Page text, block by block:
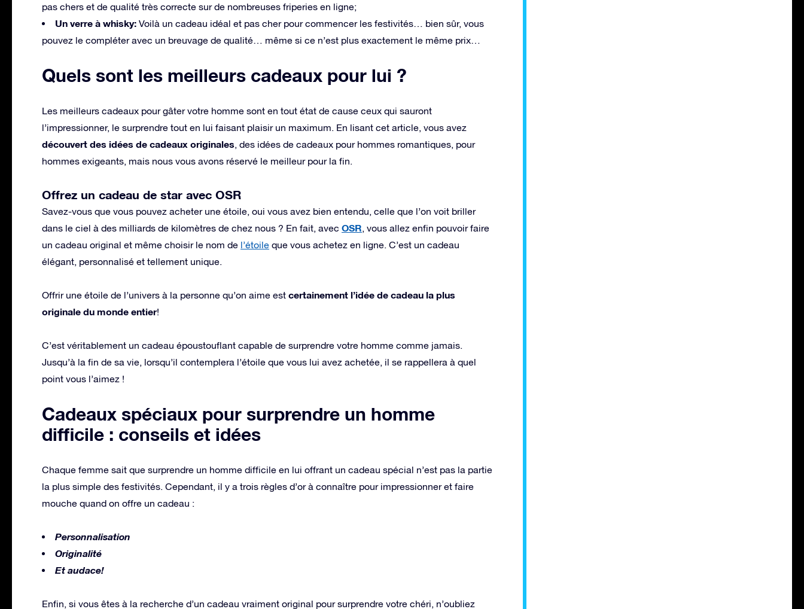
pas chers et de qualité très correcte sur de nombreuses friperies en ligne;
Un verre à whisky: Voilà un cadeau idéal et pas cher pour commencer les festivités… bien sûr, vous
pouvez le compléter avec un breuvage de qualité… même si ce n’est plus exactement le même prix…
Quels sont les meilleurs cadeaux pour lui ?
Les meilleurs cadeaux pour gâter votre homme sont en tout état de cause ceux qui sauront
l’impressionner, le surprendre tout en lui faisant plaisir un maximum. En lisant cet article, vous avez
découvert des idées de cadeaux originales, des idées de cadeaux pour hommes romantiques, pour
hommes exigeants, mais nous vous avons réservé le meilleur pour la fin.
Offrez un cadeau de star avec OSR
Savez-vous que vous pouvez acheter une étoile, oui vous avez bien entendu, celle que l’on voit briller
dans le ciel à des milliards de kilomètres de chez nous ? En fait, avec OSR, vous allez enfin pouvoir faire
un cadeau original et même choisir le nom de l’étoile que vous achetez en ligne. C’est un cadeau
élégant, personnalisé et tellement unique.
Offrir une étoile de l’univers à la personne qu’on aime est certainement l’idée de cadeau la plus
originale du monde entier!
C’est véritablement un cadeau époustouflant capable de surprendre votre homme comme jamais.
Jusqu’à la fin de sa vie, lorsqu’il contemplera l’étoile que vous lui avez achetée, il se rappellera à quel
point vous l’aimez !
Cadeaux spéciaux pour surprendre un homme
difficile : conseils et idées
Chaque femme sait que surprendre un homme difficile en lui offrant un cadeau spécial n’est pas la partie
la plus simple des festivités. Cependant, il y a trois règles d’or à connaître pour impressionner et faire
mouche quand on offre un cadeau :
Personnalisation
Originalité
Et audace!
Enfin, si vous êtes à la recherche d’un cadeau vraiment original pour surprendre votre chéri, n’oubliez